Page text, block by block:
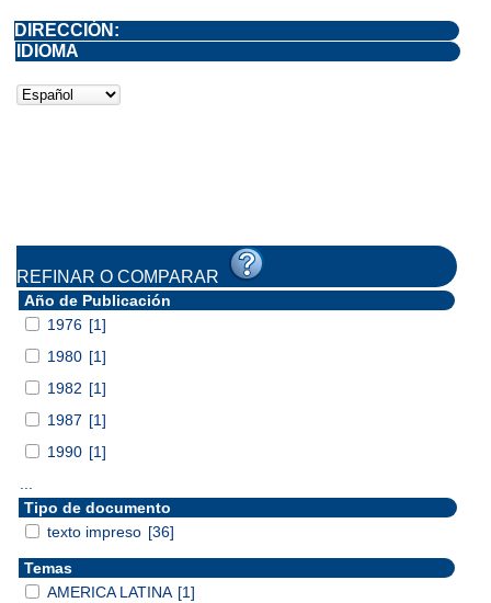
DIRECCIÓN:
IDIOMA
REFINAR O COMPARAR
Año de Publicación
1976 [1]
1980 [1]
1982 [1]
1987 [1]
1990 [1]
Tipo de documento
texto impreso [36]
Temas
AMERICA LATINA [1]